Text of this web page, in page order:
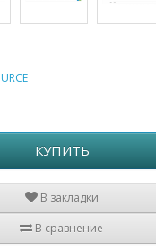
КУПИТЬ
В закладки
В сравнение